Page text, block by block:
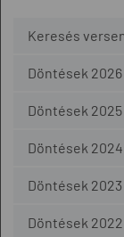
Keresés
Döntések 2026
Döntések 2025
Döntések 2024
Döntések 2023
Döntések 2022